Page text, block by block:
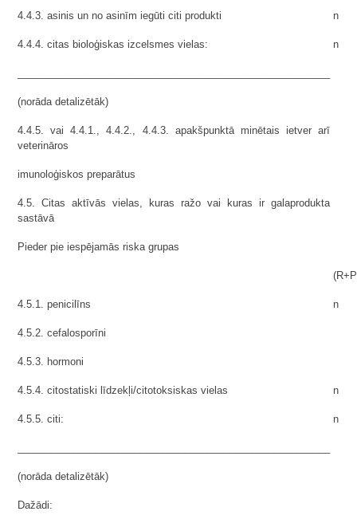
4.4.3. asinis un no asinīm iegūti citi produkti n
4.4.4. citas bioloģiskas izcelsmes vielas: n
(norāda detalizētāk)
4.4.5. vai 4.4.1., 4.4.2., 4.4.3. apakšpunktā minētais ietver arī
veterināros
imunoloģiskos preparātus
4.5. Citas aktīvās vielas, kuras ražo vai kuras ir galaprodukta
sastāvā
Pieder pie iespējamās riska grupas
4.5.1. penicilīns n
4.5.2. cefalosporīni
4.5.3. hormoni
4.5.4. citostatiski līdzekļi/citotoksiskas vielas n
4.5.5. citi: n
(norāda detalizētāk)
Dažādi: